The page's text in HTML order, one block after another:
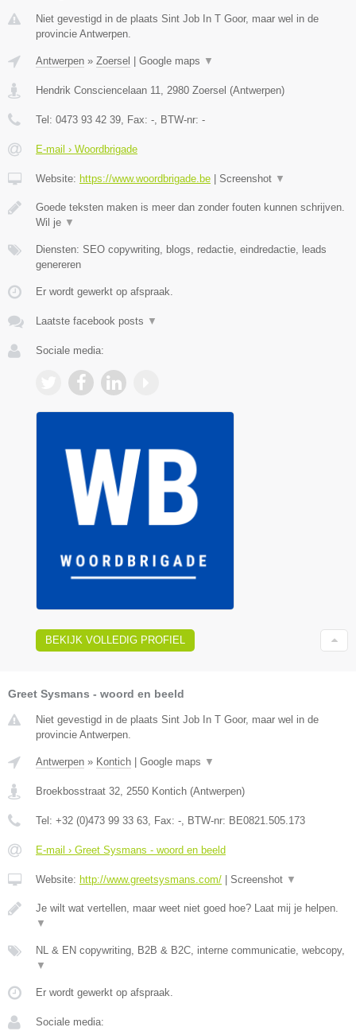
Niet gevestigd in de plaats Sint Job In T Goor, maar wel in de
provincie Antwerpen.
Antwerpen » Zoersel | Google maps ▼
Hendrik Consciencelaan 11 2980 Zoersel (Antwerpen)
Tel: 0473 93 42 39 , Fax: - , BTW-nr: -
E-mail › Woordbrigade
Website: https://www.woordbrigade.be | Screenshot ▼
Goede teksten maken is meer dan zonder fouten kunnen schrijven.
Wil je ▼
Diensten: SEO copywriting, blogs, redactie, eindredactie, leads
genereren
Er wordt gewerkt op afspraak.
Laatste facebook posts ▼
Sociale media:
BEKIJK VOLLEDIG PROFIEL
Greet Sysmans - woord en beeld
Niet gevestigd in de plaats Sint Job In T Goor, maar wel in de
provincie Antwerpen.
Antwerpen » Kontich | Google maps ▼
Broekbosstraat 32 2550 Kontich (Antwerpen)
Tel: +32 (0)473 99 33 63 , Fax: - , BTW-nr: BE0821.505.173
E-mail › Greet Sysmans - woord en beeld
Website: http://www.greetsysmans.com/ | Screenshot ▼
Je wilt wat vertellen, maar weet niet goed hoe? Laat mij je helpen.
▼
NL & EN copywriting, B2B & B2C, interne communicatie, webcopy,
▼
Er wordt gewerkt op afspraak.
Sociale media: